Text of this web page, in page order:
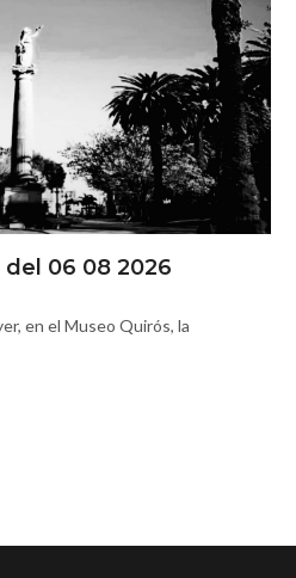
del 06 08 2026
en el Museo Quirós, la